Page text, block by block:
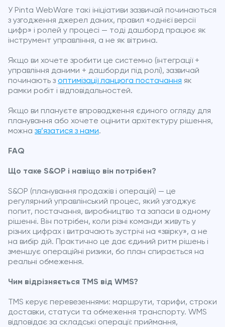
У Pinta WebWare такі ініціативи зазвичай починаються
з узгодження джерел даних, правил «однієї версії
цифр» і ролей у процесі — тоді дашборд працює як
інструмент управління, а не як вітрина.
Якщо ви хочете зробити це системно (інтеграції +
управління даними + дашборди під ролі), зазвичай
починають з оптимізації ланцюга постачання як
рамки робіт і відповідальностей.
Якщо ви плануєте впровадження єдиного огляду для
планування або хочете оцінити архітектуру рішення,
можна зв’язатися з нами.
FAQ
Що таке S&OP і навіщо він потрібен?
S&OP (планування продажів і операцій) — це
регулярний управлінський процес, який узгоджує
попит, постачання, виробництво та запаси в одному
рішенні. Він потрібен, коли різні команди живуть у
різних цифрах і витрачають зустрічі на «звірку», а не
на вибір дій. Практично це дає єдиний ритм рішень і
зменшує операційні ризики, бо план спирається на
реальні обмеження.
Чим відрізняється TMS від WMS?
TMS керує перевезеннями: маршрути, тарифи, строки
доставки, статуси та обмеження транспорту. WMS
відповідає за складські операції: приймання,